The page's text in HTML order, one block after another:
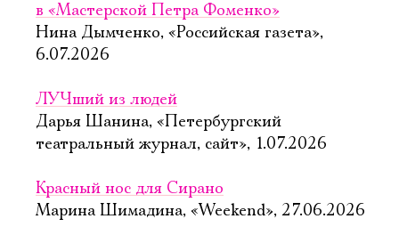
в «Мастерской Петра Фоменко»
Нина Дымченко, «Российская газета»,
6.07.2026
ЛУЧший из людей
Дарья Шанина, «Петербургский
театральный журнал, сайт», 1.07.2026
Красный нос для Сирано
Марина Шимадина, «Weekend», 27.06.2026